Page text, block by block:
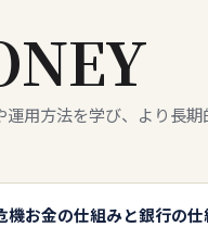
用方法を学び、より長
機お金の仕組みと銀行の